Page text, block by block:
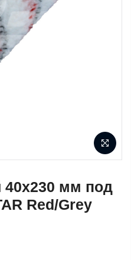
мм под
Red/Grey